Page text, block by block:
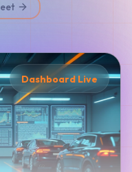
Dashboard Live